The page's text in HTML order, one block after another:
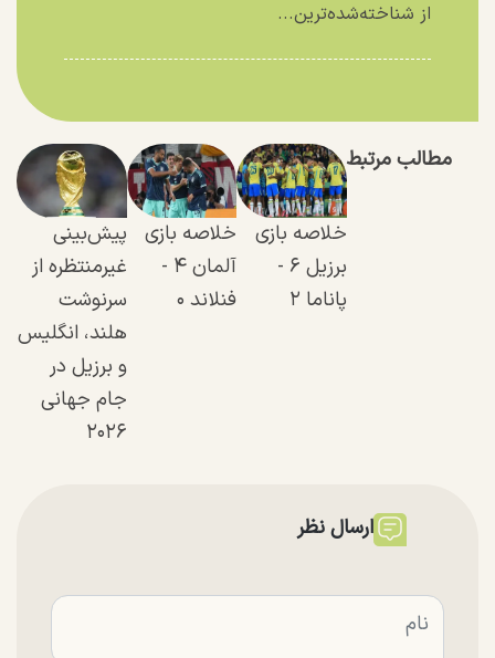
از شناخته‌شده‌ترین...
مطالب مرتبط
خلاصه بازی
برزیل ۶ -
پاناما ۲
خلاصه بازی
آلمان ۴ -
فنلاند ۰
پیش‌بینی
غیرمنتظره از
سرنوشت
هلند، انگلیس
و برزیل در
جام جهانی
۲۰۲۶
ارسال نظر